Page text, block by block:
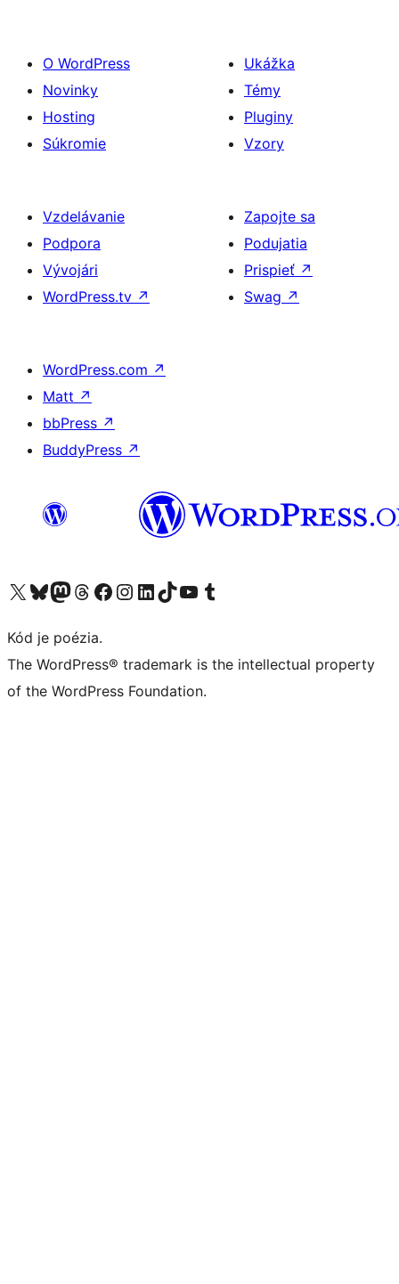
O WordPress
Novinky
Hosting
Súkromie
Ukážka
Témy
Pluginy
Vzory
Vzdelávanie
Podpora
Vývojári
WordPress.tv ↗
Zapojte sa
Podujatia
Prispieť ↗
Swag ↗
WordPress.com ↗
Matt ↗
bbPress ↗
BuddyPress ↗
Navštívte náš účet na X (predtým Twitter)
Navštívte náš účet na platforme Bluesky
Navštívte náš účet na Mastodone
Navštívte náš účet na platforme Threads
Navštívte našu stránku na Facebooku
Navštívte náš účet Instagram
Navštívte náš účet LinkedIn
Navštívte náš účet na platforme TikTok
Navštívte náš kanál YouTube
Navštívte náš účet na platforme Tumblr
Kód je poézia.
The WordPress® trademark is the intellectual property
of the WordPress Foundation.